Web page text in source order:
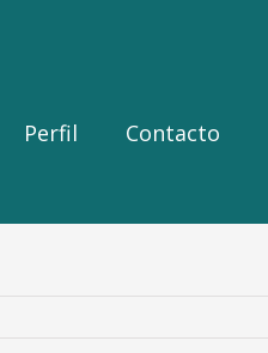
Perfil Contacto